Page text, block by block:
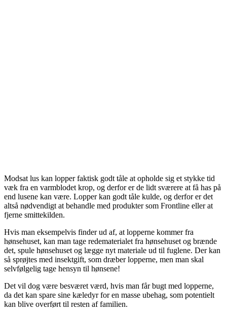
Modsat lus kan lopper faktisk godt tåle at opholde sig et stykke tid
væk fra en varmblodet krop, og derfor er de lidt sværere at få has på
end lusene kan være. Lopper kan godt tåle kulde, og derfor er det
altså nødvendigt at behandle med produkter som Frontline eller at
fjerne smittekilden.
Hvis man eksempelvis finder ud af, at lopperne kommer fra
hønsehuset, kan man tage redematerialet fra hønsehuset og brænde
det, spule hønsehuset og lægge nyt materiale ud til fuglene. Der kan
så sprøjtes med insektgift, som dræber lopperne, men man skal
selvfølgelig tage hensyn til hønsene!
Det vil dog være besværet værd, hvis man får bugt med lopperne,
da det kan spare sine kæledyr for en masse ubehag, som potentielt
kan blive overført til resten af familien.